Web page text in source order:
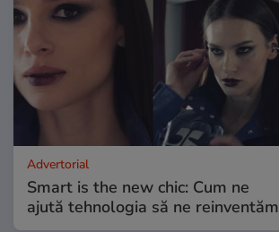
Advertorial
Smart is the new chic: Cum ne
ajută tehnologia să ne reinventăm